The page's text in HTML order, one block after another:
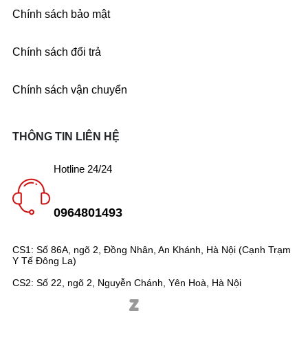
Chính sách bảo mật
Chính sách đổi trả
Chính sách vận chuyển
CS1: Số 86A, ngõ 2, Đồng Nhân, An Khánh, Hà Nội (Cạnh Trạm
Y Tế Đông La)
CS2: Số 22, ngõ 2, Nguyễn Chánh, Yên Hoà, Hà Nội
THÔNG TIN LIÊN HỆ
Hotline 24/24
0964801493